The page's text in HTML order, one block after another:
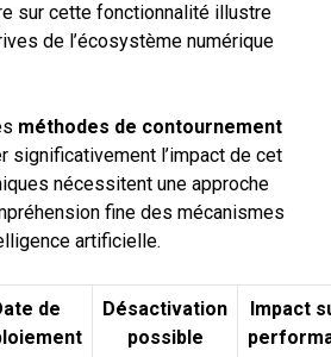
sur cette fonctionnalité illustre
de l’écosystème numérique
méthodes de contournement
significativement l’impact de cet
nécessitent une approche
fine des mécanismes
artificielle.
de
Désactivation
possible
Impact